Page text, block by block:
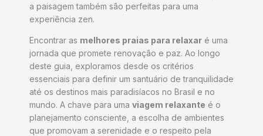
a paisagem também são perfeitas para uma
experiência zen.
Encontrar as melhores praias para relaxar é uma
jornada que promete renovação e paz. Ao longo
deste guia, exploramos desde os critérios
essenciais para definir um santuário de tranquilidade
até os destinos mais paradisíacos no Brasil e no
mundo. A chave para uma viagem relaxante é o
planejamento consciente, a escolha de ambientes
que promovam a serenidade e o respeito pela